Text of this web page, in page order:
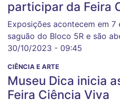
participar da Feira
Exposições acontecem em
saguão do Bloco 5R e são
30/10/2023 - 09:45
CIÊNCIA E ARTE
Museu Dica inicia
Feira Ciência Viva